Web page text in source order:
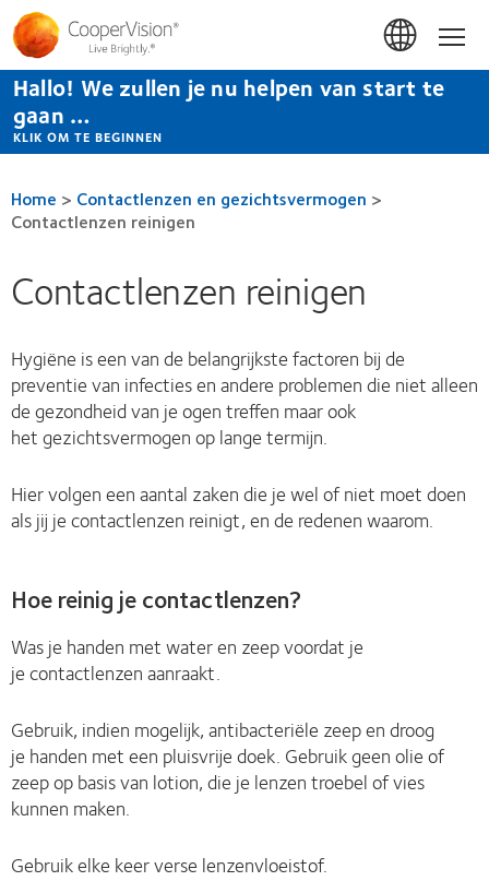
Overslaan
en
naar
de
inhoud
gaan
Hallo! We zullen je nu helpen van start te
gaan …
KLIK OM TE BEGINNEN
Home > Contactlenzen en gezichtsvermogen >
Contactlenzen reinigen
Contactlenzen reinigen
Hygiëne is een van de belangrijkste factoren bij de
preventie van infecties en andere problemen die niet alleen
de gezondheid van je ogen treffen maar ook
het gezichtsvermogen op lange termijn.
Hier volgen een aantal zaken die je wel of niet moet doen
als jij je contactlenzen reinigt, en de redenen waarom.
Hoe reinig je contactlenzen?
Was je handen met water en zeep voordat je
je contactlenzen aanraakt.
Gebruik, indien mogelijk, antibacteriële zeep en droog
je handen met een pluisvrije doek. Gebruik geen olie of
zeep op basis van lotion, die je lenzen troebel of vies
kunnen maken.
Gebruik elke keer verse lenzenvloeistof.